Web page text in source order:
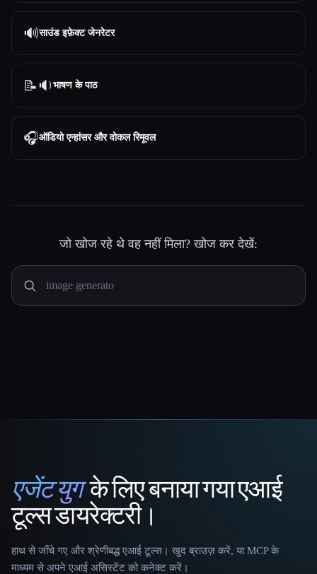
🔊साउंड इफ़ेक्ट जेनरेटर
📝🔉 भाषण के पाठ
🎧ऑडियो एन्हांसर और वोकल रिमूवल
जो खोज रहे थे वह नहीं मिला? खोज कर देखें:
That AI Collection
एजेंट युगके लिए बनाया गया एआई
टूल्स डायरेक्टरी।
हाथ से जाँचे गए और श्रेणीबद्ध एआई टूल्स। खुद ब्राउज़ करें, या MCP के
माध्यम से अपने एआई असिस्टेंट को कनेक्ट करें।